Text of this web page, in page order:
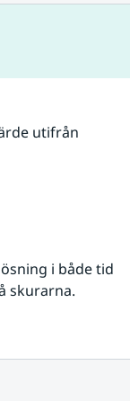
utifrån
i både tid
skurarna.